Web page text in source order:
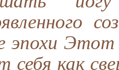
эпохи Этот
себя как